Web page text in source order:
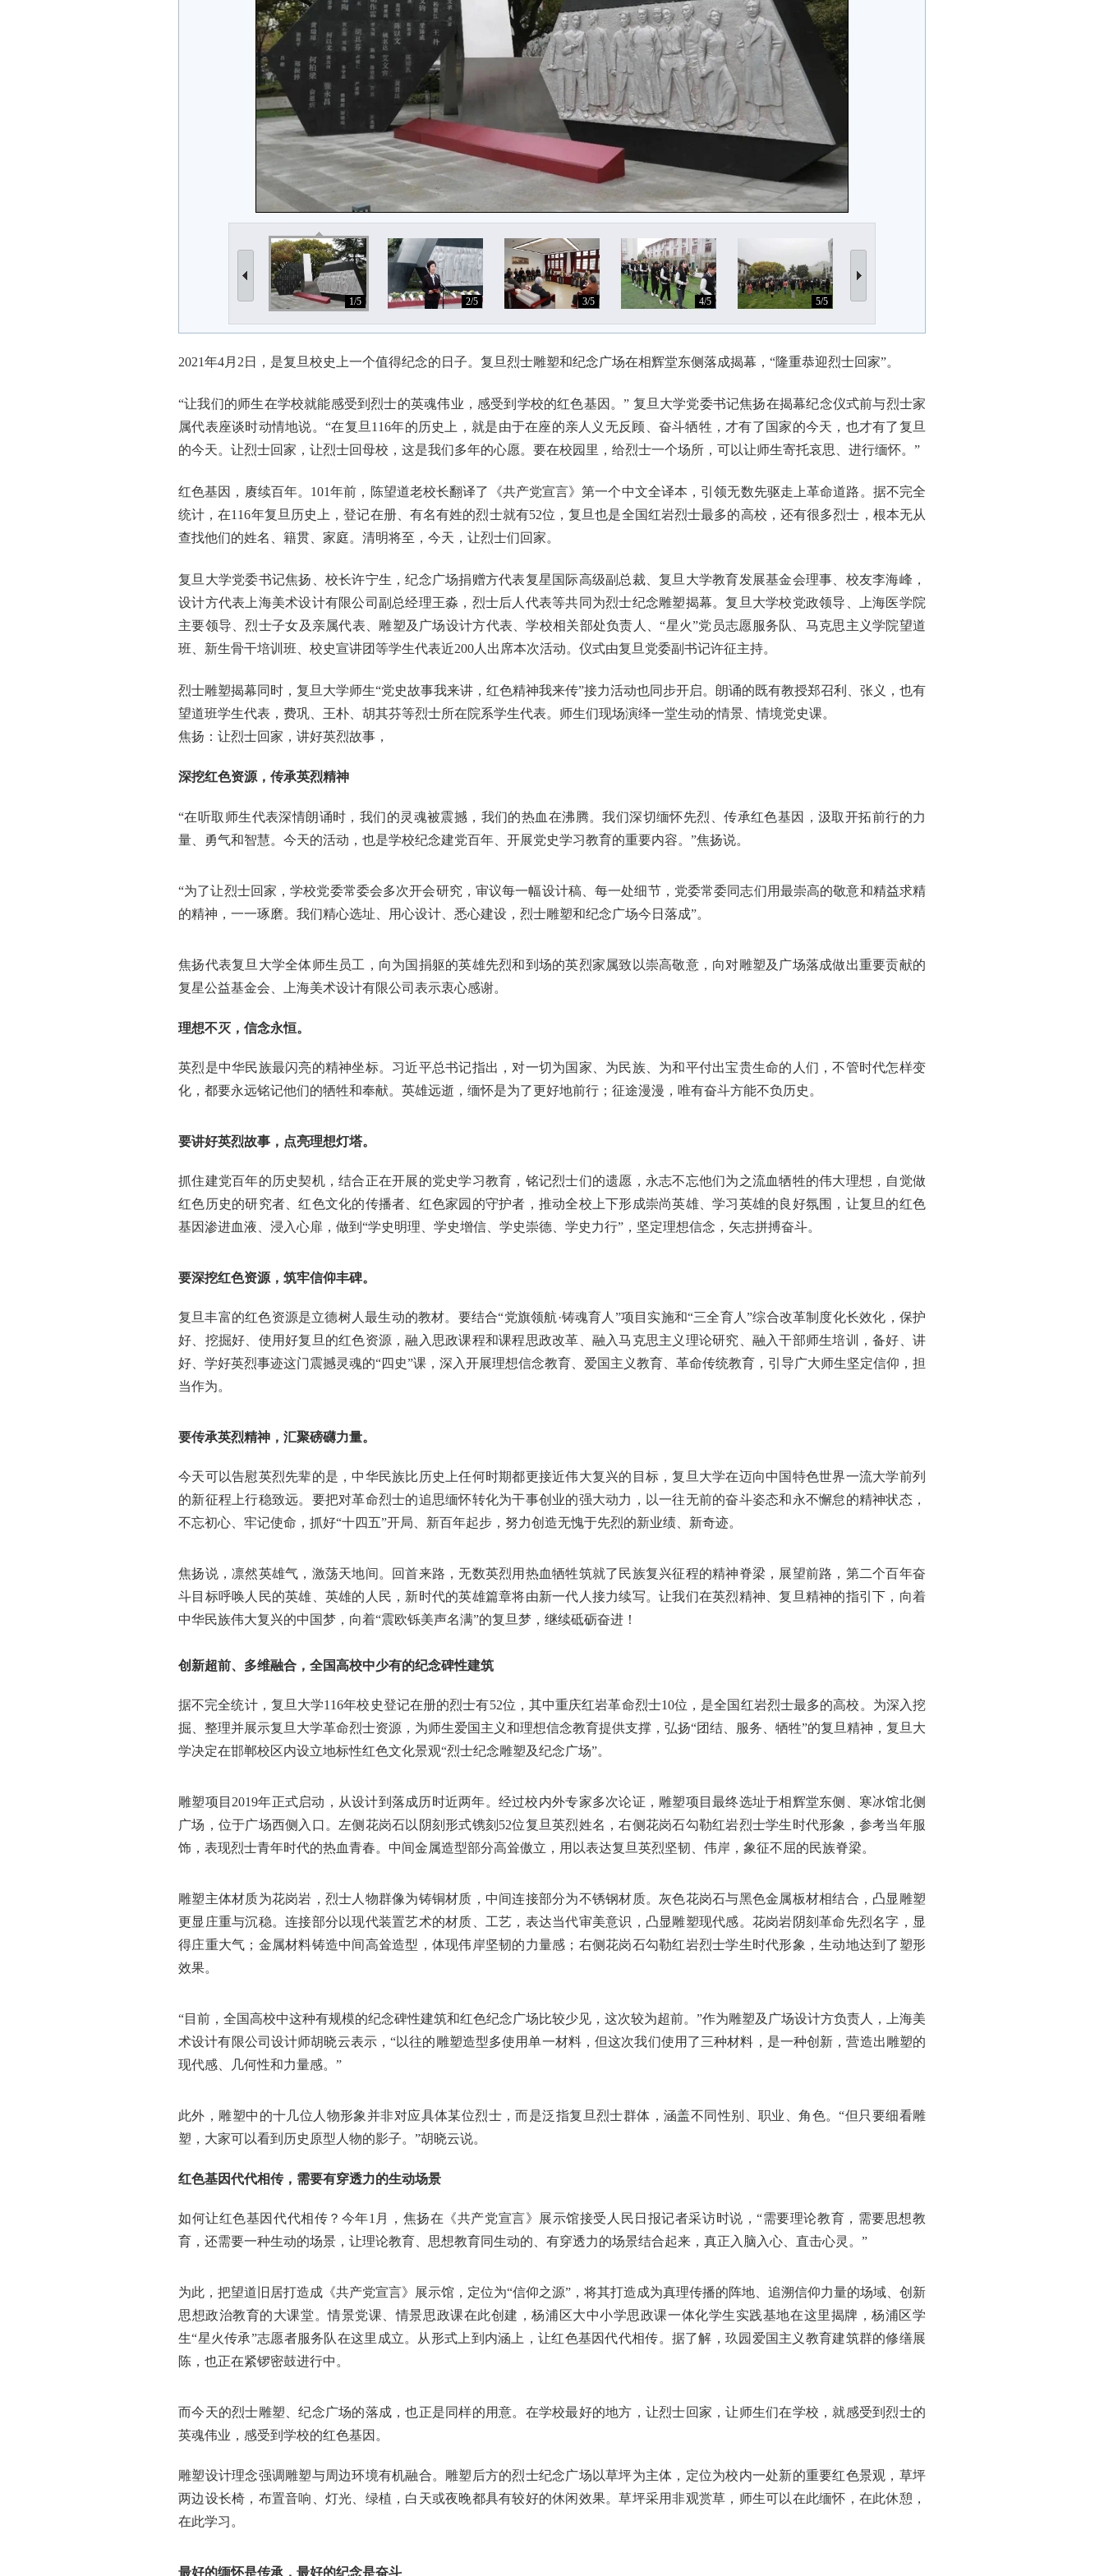
1/5 2/5 3/5 4/5 5/5
2021年4月2日，是复旦校史上一个值得纪念的日子。复旦烈士雕塑和纪念广场在相辉堂东侧落成揭幕，“隆重恭迎烈士回家”。
“让我们的师生在学校就能感受到烈士的英魂伟业，感受到学校的红色基因。” 复旦大学党委书记焦扬在揭幕纪念仪式前与烈士家
属代表座谈时动情地说。“在复旦116年的历史上，就是由于在座的亲人义无反顾、奋斗牺牲，才有了国家的今天，也才有了复旦
的今天。让烈士回家，让烈士回母校，这是我们多年的心愿。要在校园里，给烈士一个场所，可以让师生寄托哀思、进行缅怀。”
红色基因，赓续百年。101年前，陈望道老校长翻译了《共产党宣言》第一个中文全译本，引领无数先驱走上革命道路。据不完全
统计，在116年复旦历史上，登记在册、有名有姓的烈士就有52位，复旦也是全国红岩烈士最多的高校，还有很多烈士，根本无从
查找他们的姓名、籍贯、家庭。清明将至，今天，让烈士们回家。
复旦大学党委书记焦扬、校长许宁生，纪念广场捐赠方代表复星国际高级副总裁、复旦大学教育发展基金会理事、校友李海峰，
设计方代表上海美术设计有限公司副总经理王淼，烈士后人代表等共同为烈士纪念雕塑揭幕。复旦大学校党政领导、上海医学院
主要领导、烈士子女及亲属代表、雕塑及广场设计方代表、学校相关部处负责人、“星火”党员志愿服务队、马克思主义学院望道
班、新生骨干培训班、校史宣讲团等学生代表近200人出席本次活动。仪式由复旦党委副书记许征主持。
烈士雕塑揭幕同时，复旦大学师生“党史故事我来讲，红色精神我来传”接力活动也同步开启。朗诵的既有教授郑召利、张义，也有
望道班学生代表，费巩、王朴、胡其芬等烈士所在院系学生代表。师生们现场演绎一堂生动的情景、情境党史课。
焦扬：让烈士回家，讲好英烈故事，
深挖红色资源，传承英烈精神
“在听取师生代表深情朗诵时，我们的灵魂被震撼，我们的热血在沸腾。我们深切缅怀先烈、传承红色基因，汲取开拓前行的力
量、勇气和智慧。今天的活动，也是学校纪念建党百年、开展党史学习教育的重要内容。”焦扬说。
“为了让烈士回家，学校党委常委会多次开会研究，审议每一幅设计稿、每一处细节，党委常委同志们用最崇高的敬意和精益求精
的精神，一一琢磨。我们精心选址、用心设计、悉心建设，烈士雕塑和纪念广场今日落成”。
焦扬代表复旦大学全体师生员工，向为国捐躯的英雄先烈和到场的英烈家属致以崇高敬意，向对雕塑及广场落成做出重要贡献的
复星公益基金会、上海美术设计有限公司表示衷心感谢。
理想不灭，信念永恒。
英烈是中华民族最闪亮的精神坐标。习近平总书记指出，对一切为国家、为民族、为和平付出宝贵生命的人们，不管时代怎样变
化，都要永远铭记他们的牺牲和奉献。英雄远逝，缅怀是为了更好地前行；征途漫漫，唯有奋斗方能不负历史。
要讲好英烈故事，点亮理想灯塔。
抓住建党百年的历史契机，结合正在开展的党史学习教育，铭记烈士们的遗愿，永志不忘他们为之流血牺牲的伟大理想，自觉做
红色历史的研究者、红色文化的传播者、红色家园的守护者，推动全校上下形成崇尚英雄、学习英雄的良好氛围，让复旦的红色
基因渗进血液、浸入心扉，做到“学史明理、学史增信、学史崇德、学史力行”，坚定理想信念，矢志拼搏奋斗。
要深挖红色资源，筑牢信仰丰碑。
复旦丰富的红色资源是立德树人最生动的教材。要结合“党旗领航·铸魂育人”项目实施和“三全育人”综合改革制度化长效化，保护
好、挖掘好、使用好复旦的红色资源，融入思政课程和课程思政改革、融入马克思主义理论研究、融入干部师生培训，备好、讲
好、学好英烈事迹这门震撼灵魂的“四史”课，深入开展理想信念教育、爱国主义教育、革命传统教育，引导广大师生坚定信仰，担
当作为。
要传承英烈精神，汇聚磅礴力量。
今天可以告慰英烈先辈的是，中华民族比历史上任何时期都更接近伟大复兴的目标，复旦大学在迈向中国特色世界一流大学前列
的新征程上行稳致远。要把对革命烈士的追思缅怀转化为干事创业的强大动力，以一往无前的奋斗姿态和永不懈怠的精神状态，
不忘初心、牢记使命，抓好“十四五”开局、新百年起步，努力创造无愧于先烈的新业绩、新奇迹。
焦扬说，凛然英雄气，激荡天地间。回首来路，无数英烈用热血牺牲筑就了民族复兴征程的精神脊梁，展望前路，第二个百年奋
斗目标呼唤人民的英雄、英雄的人民，新时代的英雄篇章将由新一代人接力续写。让我们在英烈精神、复旦精神的指引下，向着
中华民族伟大复兴的中国梦，向着“震欧铄美声名满”的复旦梦，继续砥砺奋进！
创新超前、多维融合， 全国高校中少有的纪念碑性建筑
据不完全统计，复旦大学116年校史登记在册的烈士有52位，其中重庆红岩革命烈士10位，是全国红岩烈士最多的高校。为深入挖
掘、整理并展示复旦大学革命烈士资源，为师生爱国主义和理想信念教育提供支撑，弘扬“团结、服务、牺牲”的复旦精神，复旦大
学决定在邯郸校区内设立地标性红色文化景观“烈士纪念雕塑及纪念广场”。
雕塑项目2019年正式启动，从设计到落成历时近两年。经过校内外专家多次论证，雕塑项目最终选址于相辉堂东侧、寒冰馆北侧
广场，位于广场西侧入口。左侧花岗石以阴刻形式镌刻52位复旦英烈姓名，右侧花岗石勾勒红岩烈士学生时代形象，参考当年服
饰，表现烈士青年时代的热血青春。中间金属造型部分高耸傲立，用以表达复旦英烈坚韧、伟岸，象征不屈的民族脊梁。
雕塑主体材质为花岗岩，烈士人物群像为铸铜材质，中间连接部分为不锈钢材质。灰色花岗石与黑色金属板材相结合，凸显雕塑
更显庄重与沉稳。连接部分以现代装置艺术的材质、工艺，表达当代审美意识，凸显雕塑现代感。花岗岩阴刻革命先烈名字，显
得庄重大气；金属材料铸造中间高耸造型，体现伟岸坚韧的力量感；右侧花岗石勾勒红岩烈士学生时代形象，生动地达到了塑形
效果。
“目前，全国高校中这种有规模的纪念碑性建筑和红色纪念广场比较少见，这次较为超前。”作为雕塑及广场设计方负责人，上海美
术设计有限公司设计师胡晓云表示，“以往的雕塑造型多使用单一材料，但这次我们使用了三种材料，是一种创新，营造出雕塑的
现代感、几何性和力量感。”
此外，雕塑中的十几位人物形象并非对应具体某位烈士，而是泛指复旦烈士群体，涵盖不同性别、职业、角色。“但只要细看雕
塑，大家可以看到历史原型人物的影子。”胡晓云说。
红色基因代代相传， 需要有穿透力的生动场景
如何让红色基因代代相传？今年1月，焦扬在《共产党宣言》展示馆接受人民日报记者采访时说，“需要理论教育，需要思想教
育，还需要一种生动的场景，让理论教育、思想教育同生动的、有穿透力的场景结合起来，真正入脑入心、直击心灵。”
为此，把望道旧居打造成《共产党宣言》展示馆，定位为“信仰之源”，将其打造成为真理传播的阵地、追溯信仰力量的场域、创新
思想政治教育的大课堂。情景党课、情景思政课在此创建，杨浦区大中小学思政课一体化学生实践基地在这里揭牌，杨浦区学
生“星火传承”志愿者服务队在这里成立。从形式上到内涵上，让红色基因代代相传。据了解，玖园爱国主义教育建筑群的修缮展
陈，也正在紧锣密鼓进行中。
而今天的烈士雕塑、纪念广场的落成，也正是同样的用意。在学校最好的地方，让烈士回家，让师生们在学校，就感受到烈士的
英魂伟业，感受到学校的红色基因。
雕塑设计理念强调雕塑与周边环境有机融合。雕塑后方的烈士纪念广场以草坪为主体，定位为校内一处新的重要红色景观，草坪
两边设长椅，布置音响、灯光、绿植，白天或夜晚都具有较好的休闲效果。草坪采用非观赏草，师生可以在此缅怀，在此休憩，
在此学习。
最好的缅怀是传承，最好的纪念是奋斗